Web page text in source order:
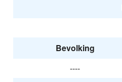
Bevolking
----